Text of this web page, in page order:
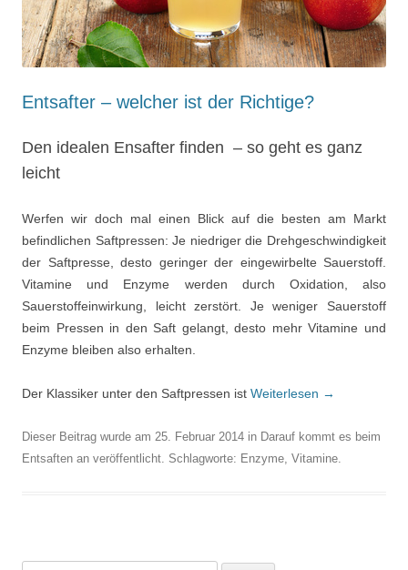
Entsafter – welcher ist der Richtige?
Den idealen Ensafter finden – so geht es ganz
leicht
Werfen wir doch mal einen Blick auf die besten am Markt
befindlichen Saftpressen: Je niedriger die Drehgeschwindigkeit
der Saftpresse, desto geringer der eingewirbelte Sauerstoff.
Vitamine und Enzyme werden durch Oxidation, also
Sauerstoffeinwirkung, leicht zerstört. Je weniger Sauerstoff
beim Pressen in den Saft gelangt, desto mehr Vitamine und
Enzyme bleiben also erhalten.
Der Klassiker unter den Saftpressen ist Weiterlesen →
Dieser Beitrag wurde am 25. Februar 2014 in Darauf kommt es beim
Entsaften an veröffentlicht. Schlagworte: Enzyme Vitamine